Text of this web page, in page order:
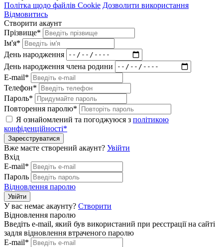
Політка щодо файлів Cookie Дозволити використання
Відмовитись
Створити акаунт
Прізвище*
Ім'я*
День народження
День народження члена родини
E-mail*
Телефон*
Пароль*
Повторення паролю*
Я ознайомлений та погоджуюся з політикою
конфіденційності*
Зареєструватися
Вже маєте створений акаунт? Увійти
Вхід
E-mail*
Пароль
Відновлення паролю
Увійти
У вас немає акаунту? Створити
Відновлення паролю
Введіть e-mail, який був використаний при реєстрації на сайті
задля відновлення втраченого паролю
E-mail*